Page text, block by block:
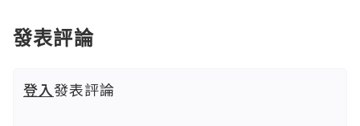
發表評論
登入發表評論